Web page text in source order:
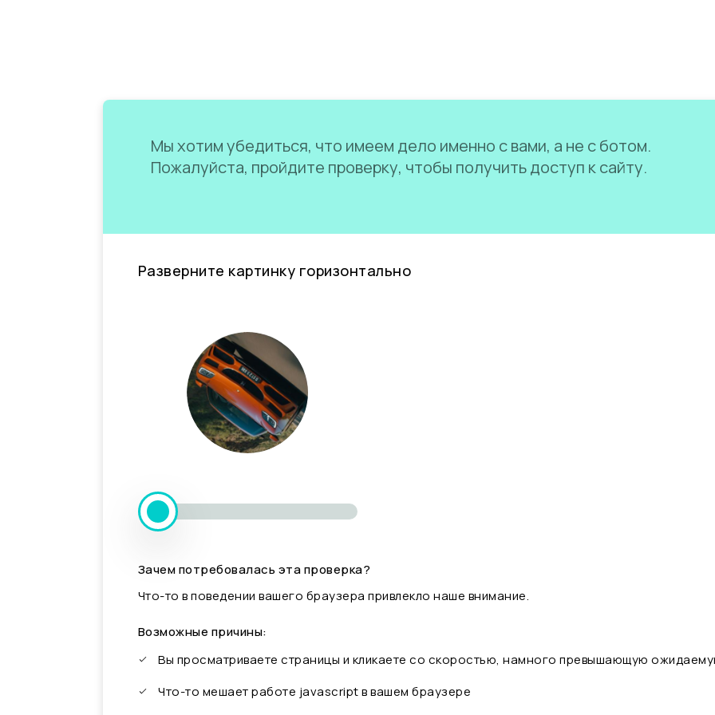
Мы хотим убедиться, что имеем дело именно с вами, а не с ботом.
Пожалуйста, пройдите проверку, чтобы получить доступ к сайту.
Разверните картинку горизонтально
Зачем потребовалась эта проверка?
Что-то в поведении вашего браузера привлекло наше внимание.
Возможные причины:
Вы просматриваете страницы и кликаете со скоростью, намного превышающую
Что-то мешает работе javascript в вашем браузере